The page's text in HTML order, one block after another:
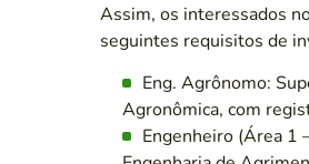
Assim, os interessados
seguintes requisitos de
Eng. Agrônomo:
Agronômica, com
Engenheiro (Área 1